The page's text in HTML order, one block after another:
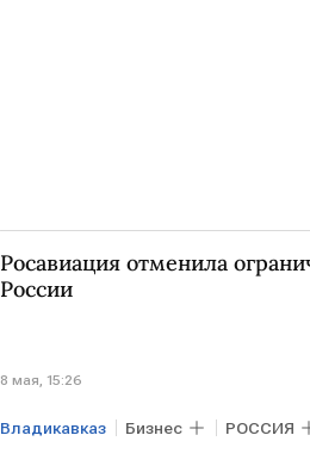
Росавиация отменила
России
8 мая, 15:26
Владикавказ Бизнес РОССИЯ